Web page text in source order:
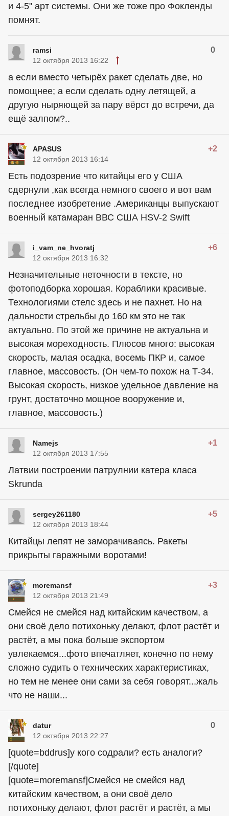
и 4-5" арт системы. Они же тоже про Фокленды
помнят.
ramsi 0
12 октября 2013 16:22
а если вместо четырёх ракет сделать две, но
помощнее; а если сделать одну летящей, а
другую ныряющей за пару вёрст до встречи, да
ещё залпом?..
APASUS +2
12 октября 2013 16:14
Есть подозрение что китайцы его у США
сдернули ,как всегда немного своего и вот вам
последнее изобретение .Американцы выпускают
военный катамаран ВВС США HSV-2 Swift
i_vam_ne_hvoratj +6
12 октября 2013 16:32
Незначительные неточности в тексте, но
фотоподборка хорошая. Кораблики красивые.
Технологиями стелс здесь и не пахнет. Но на
дальности стрельбы до 160 км это не так
актуально. По этой же причине не актуальна и
высокая мореходность. Плюсов много: высокая
скорость, малая осадка, восемь ПКР и, самое
главное, массовость. (Он чем-то похож на Т-34.
Высокая скорость, низкое удельное давление на
грунт, достаточно мощное вооружение и,
главное, массовость.)
Namejs +1
12 октября 2013 17:55
Латвии построении патрулнии катера класа
Skrunda
sergey261180 +5
12 октября 2013 18:44
Китайцы лепят не заморачиваясь. Ракеты
прикрыты гаражными воротами!
moremansf +3
12 октября 2013 21:49
Смейся не смейся над китайским качеством, а
они своё дело потихоньку делают, флот растёт и
растёт, а мы пока больше экспортом
увлекаемся...фото впечатляет, конечно по нему
сложно судить о технических характеристиках,
но тем не менее они сами за себя говорят...жаль
что не наши...
datur 0
12 октября 2013 22:27
[quote=bddrus]у кого содрали? есть аналоги?
[/quote]
[quote=moremansf]Смейся не смейся над
китайским качеством, а они своё дело
потихоньку делают, флот растёт и растёт, а мы